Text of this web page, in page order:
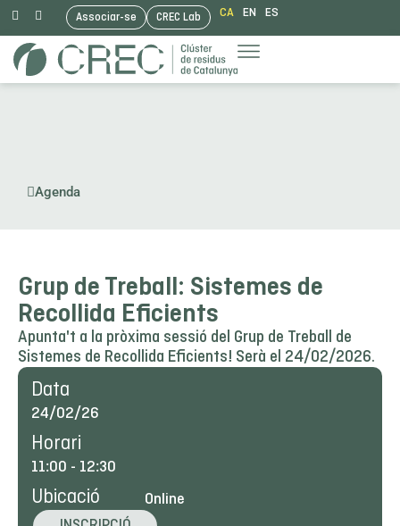
Vés
al
Associar-se CREC Lab CA EN ES
Agenda
Grup de Treball: Sistemes de
Recollida Eficients
Apunta't a la pròxima sessió del Grup de Treball de
Sistemes de Recollida Eficients! Serà el 24/02/2026.
Data
24/02/26
Horari
11:00 - 12:30
Ubicació Online